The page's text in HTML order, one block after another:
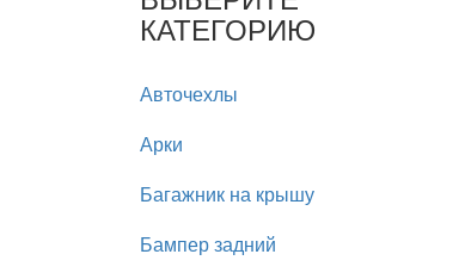
КАТЕГОРИЮ
Авточехлы
Арки
Багажник на крышу
Бампер задний